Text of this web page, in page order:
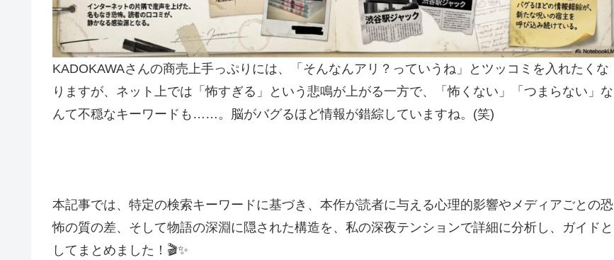
KADOKAWAさんの商売上手っぷりには、「そんなんアリ？っていうね」とツッコミを入れたくな
りますが、ネット上では「怖すぎる」という悲鳴が上がる一方で、「怖くない」「つまらない」な
んて不穏なキーワードも……。脳がバグるほど情報が錯綜していますね。(笑)
本記事では、特定の検索キーワードに基づき、本作が読者に与える心理的影響やメディアごとの恐
怖の質の差、そして物語の深淵に隠された構造を、私の深夜テンションで詳細に分析し、ガイドと
してまとめました！🎬✨